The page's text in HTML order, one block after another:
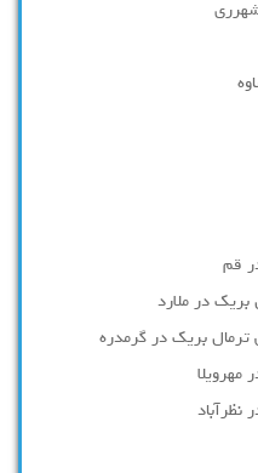
شهرری
قم
بریک در ملارد
ترمال بریک در گرمدره
مهرویلا
نظرآباد